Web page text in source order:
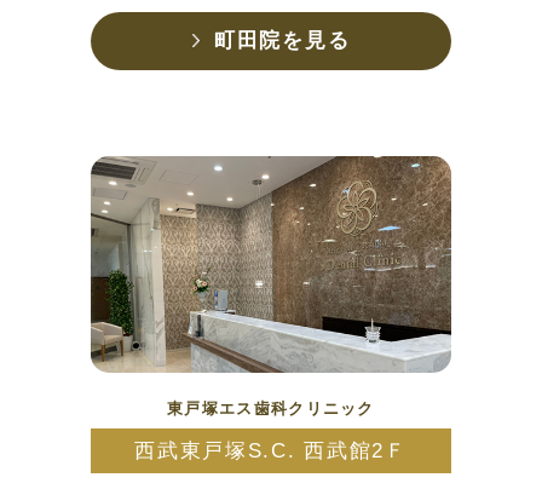
町田院を見る
東戸塚エス歯科クリニック
西武東戸塚S.C. 西武館2Ｆ